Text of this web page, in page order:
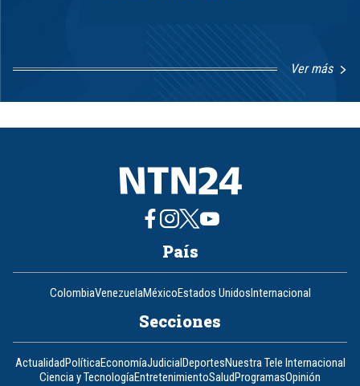
Ver más
1
8
País
ColombiaVenezuelaMéxicoEstados UnidosInternacional
Secciones
ActualidadPolíticaEconomíaJudicialDeportesNuestra Tele Internacional
Ciencia y TecnologíaEntretenimientoSaludProgramasOpinión